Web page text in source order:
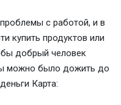
с работой, и в
купить продуктов или
добрый человек
можно было дожить до
Карта: